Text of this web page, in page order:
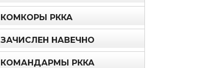
КОМКОРЫ РККА
ЗАЧИСЛЕН НАВЕЧНО
КОМАНДАРМЫ РККА